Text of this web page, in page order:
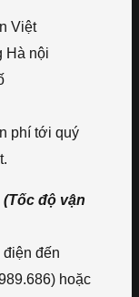
Việt
Hà nội
phí tới quý
độ vận
đến
hoặc